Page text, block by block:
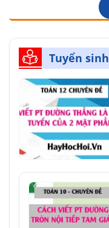
Tuyển sinh